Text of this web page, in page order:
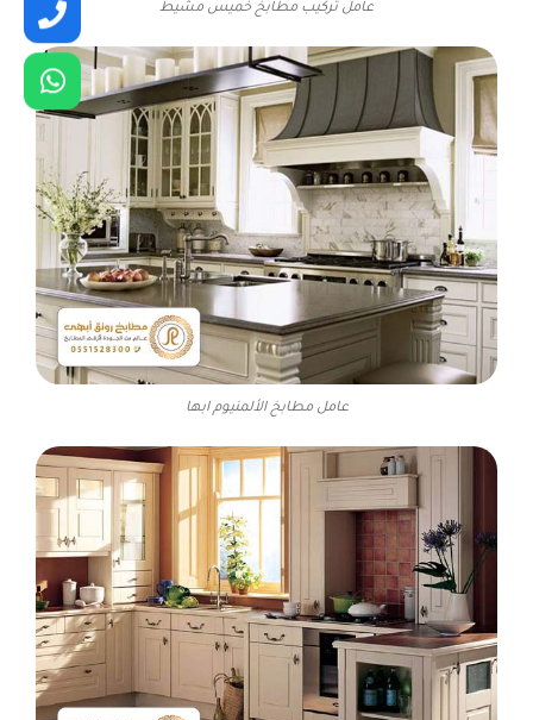
عامل تركيب مطابخ خميس مشيط
عامل مطابخ الألمنيوم ابها